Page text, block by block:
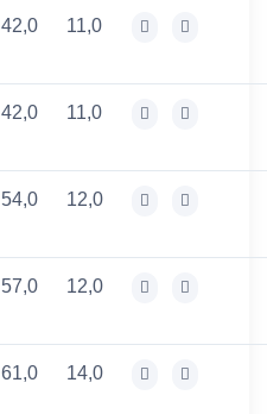
42,0 11,0
42,0 11,0
54,0 12,0
57,0 12,0
61,0 14,0